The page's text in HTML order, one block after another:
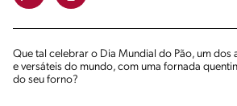
Que tal celebrar o Dia Mundial do Pão, um dos
e versáteis do mundo, com uma fornada
do seu forno?